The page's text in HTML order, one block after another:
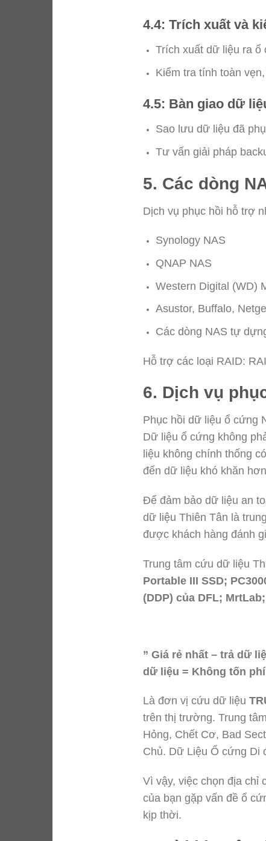
4.4: Trích xuất và
Trích xuất dữ liệu ra ổ
Kiểm tra tính toàn
4.5: Bàn giao dữ
Sao lưu dữ liệu đã
Tư vấn giải pháp
5. Các dòng
Dịch vụ phục hồi hỗ trợ
Synology NAS
QNAP NAS
Western Digital (WD)
Asustor, Buffalo,
Các dòng NAS tự
Hỗ trợ các loại RAID:
6. Dịch vụ
Phục hồi dữ liệu ổ cứng
Dữ liệu ổ cứng không
liệu không chính thống
đến dữ liệu khó khăn
Để đảm bảo dữ liệu an
dữ liệu Thiên Tân là
được khách hàng đánh
Trung tâm cứu dữ liệu
Portable III SSD;
(DDP) của DFL;
” Giá rẻ nhất – trả dữ
dữ liệu = Không tốn
Là đơn vị cứu dữ liệu
trên thị trường. Trung
Hỏng, Chết Cơ, Bad
Chủ. Dữ Liệu Ổ cứng Di
Vì vậy, việc chọn địa chỉ
của bạn gặp vấn đề ổ
kịp thời.